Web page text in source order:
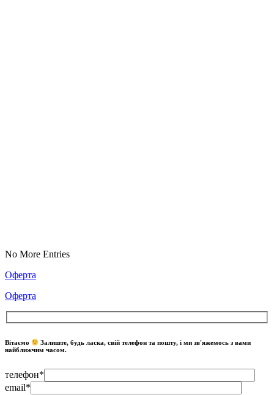
No More Entries
Оферта
Оферта
Вітаємо
Залиште, будь ласка, свій телефон та пошту, і ми зв'яжемось з вами
найближчим часом.
телефон*
email*